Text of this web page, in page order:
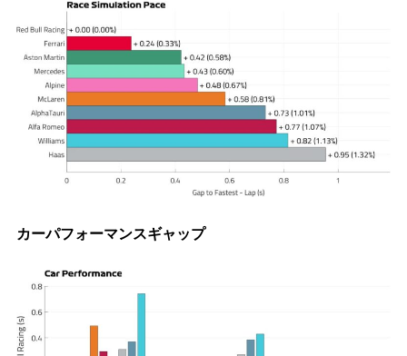
カーパフォーマンスギャップ